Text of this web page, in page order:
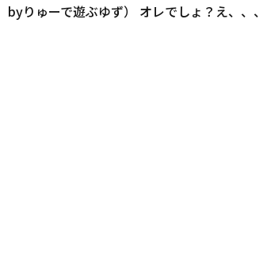
りゅーで遊ぶゆず） オレでしょ？え、、